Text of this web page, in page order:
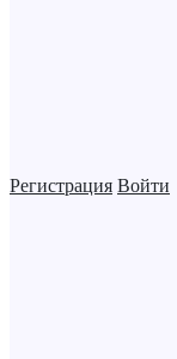
Регистрация Войти